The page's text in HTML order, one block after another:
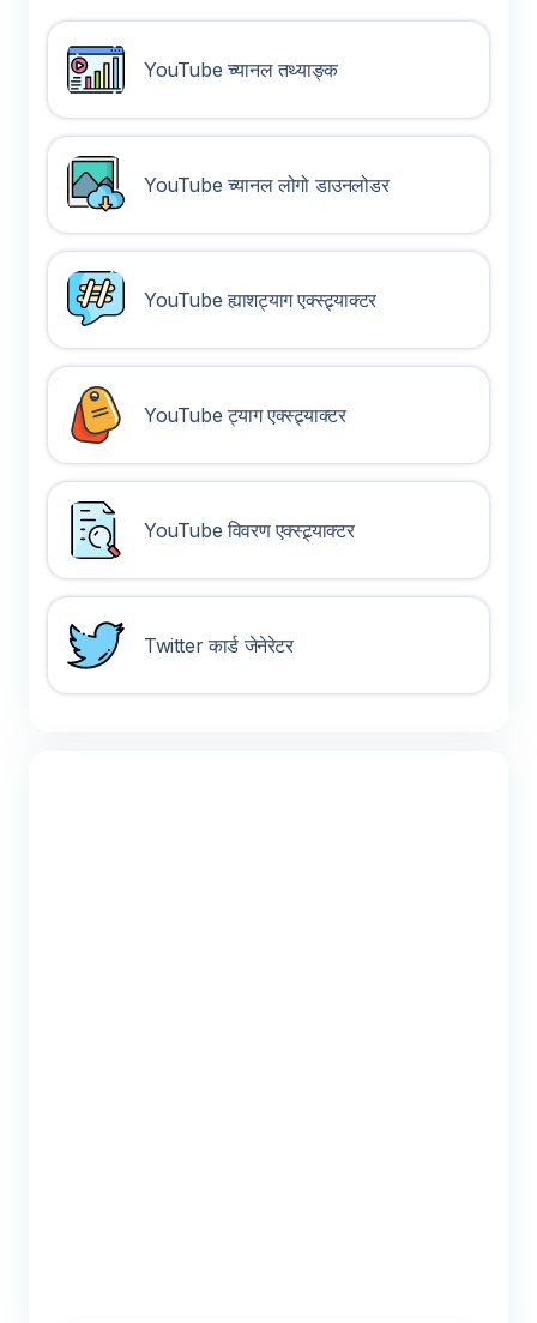
YouTube च्यानल तथ्याङ्क
YouTube च्यानल लोगो डाउनलोडर
YouTube ह्याशट्याग एक्स्ट्र्याक्टर
YouTube ट्याग एक्स्ट्र्याक्टर
YouTube विवरण एक्स्ट्र्याक्टर
Twitter कार्ड जेनेरेटर